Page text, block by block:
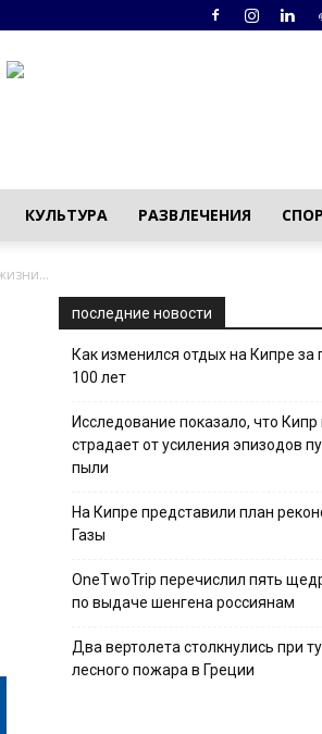
КУЛЬТУРА РАЗВЛЕЧЕНИЯ
последние новости
Как изменился отдых на Кипре за
100 лет
Исследование показало, что Кипр
страдает от усиления эпизодов
пыли
На Кипре представили план
Газы
OneTwoTrip перечислил пять
по выдаче шенгена россиянам
Два вертолета столкнулись при
лесного пожара в Греции